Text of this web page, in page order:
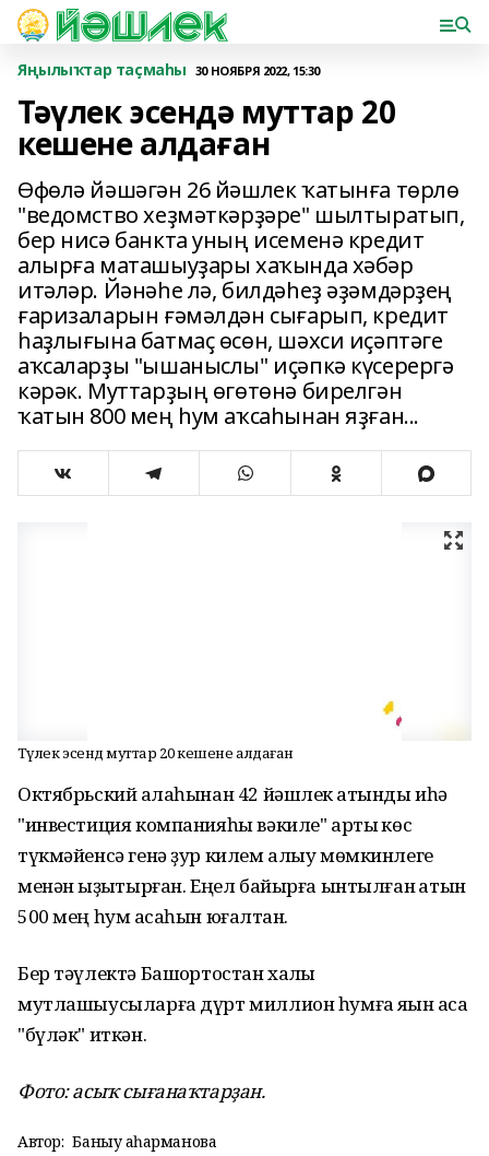
Яңылыҡтар таҫмаһы 30 НОЯБРЯ 2022, 15:30
Тәүлек эсендә муттар 20
кешене алдаған
Өфөлә йәшәгән 26 йәшлек ҡатынға төрлө
"ведомство хеҙмәткәрҙәре" шылтыратып,
бер нисә банкта уның исеменә кредит
алырға маташыуҙары хаҡында хәбәр
итәләр. Йәнәһе лә, билдәһеҙ әҙәмдәрҙең
ғаризаларын ғәмәлдән сығарып, кредит
һаҙлығына батмаҫ өсөн, шәхси иҫәптәге
аҡсаларҙы "ышаныслы" иҫәпкә күсерергә
кәрәк. Муттарҙың өгөтөнә бирелгән
ҡатын 800 мең һум аҡсаһынан яҙған...
Тәүлек эсендә муттар 20 кешене алдаған
Октябрьский ҡалаһынан 42 йәшлек ҡатынды иһә
"инвестиция компанияһы вәкиле" артыҡ көс
түкмәйенсә генә ҙур килем алыу мөмкинлеге
менән ҡыҙыҡтырған. Еңел байырға ынтылған ҡатын
500 мең һум аҡсаһын юғалтҡан.
Бер тәүлектә Башҡортостан халҡы
мутлашыусыларға дүрт миллион һумға яҡын аҡса
"бүләк" иткән.
Фото: асыҡ сығанаҡтарҙан.
Автор: Баныу Ҡаһарманова